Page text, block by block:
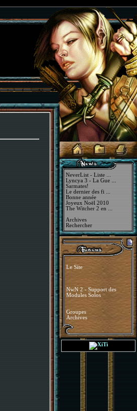
NeverList - Liste ...
Lyncya 3 - La Gue ...
Sarmates!
Le dernier des fi ...
Bonne année
Joyeux Noël 2010
The Witcher 2 en ...
Archives
Rechercher
Le Site
NwN 2 - Support des
Modules Solos
Groupes
Archives